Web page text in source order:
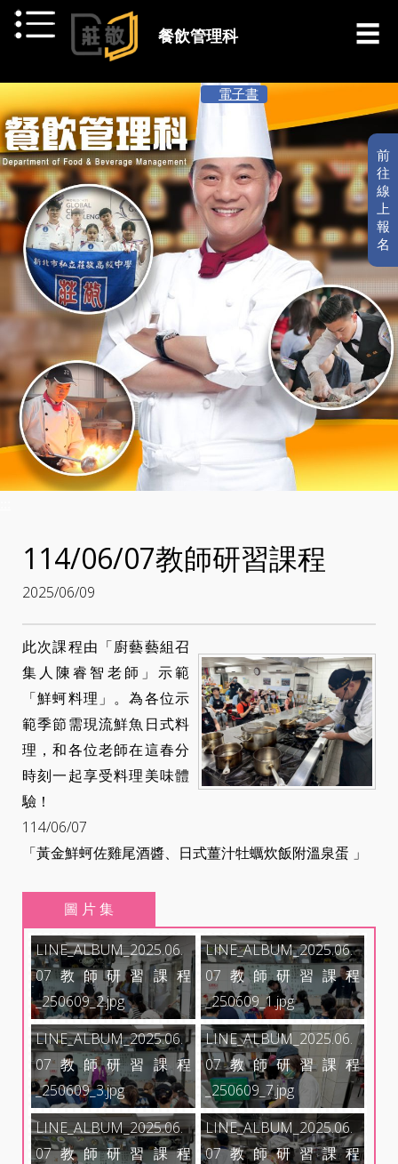
跳到主要內容
餐飲管理科
前
往
線
上
報
名
電子書
114/06/07教師研習課程
2025/06/09
此次課程由「廚藝藝組召
集人陳睿智老師」示範
「鮮蚵料理」。為各位示
範季節需現流鮮魚日式料
理，和各位老師在這春分
時刻一起享受料理美味體
驗！
114/06/07
「黃金鮮蚵佐雞尾酒醬、日式薑汁牡蠣炊飯附溫泉蛋 」
圖 片 集
LINE_ALBUM_2025.06.
07教師研習課程
_250609_2.jpg
LINE_ALBUM_2025.06.
07教師研習課程
_250609_1.jpg
LINE_ALBUM_2025.06.
07教師研習課程
_250609_3.jpg
LINE_ALBUM_2025.06.
07教師研習課程
_250609_7.jpg
LINE_ALBUM_2025.06.
07教師研習課程
LINE_ALBUM_2025.06.
07教師研習課程